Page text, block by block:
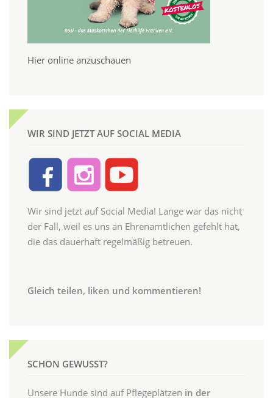
Hier online anzuschauen
WIR SIND JETZT AUF SOCIAL MEDIA
Wir sind jetzt auf Social Media! Lange war das nicht
der Fall, weil es uns an Ehrenamtlichen gefehlt hat,
die das dauerhaft regelmäßig betreuen.
Gleich teilen, liken und kommentieren!
SCHON GEWUSST?
Unsere Hunde sind auf Pflegeplätzen in der